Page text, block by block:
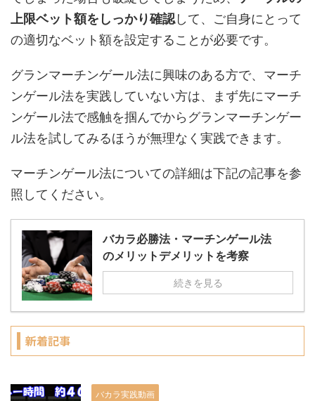
上限ベット額をしっかり確認して、ご自身にとって
の適切なベット額を設定することが必要です。
グランマーチンゲール法に興味のある方で、マーチ
ンゲール法を実践していない方は、まず先にマーチ
ンゲール法で感触を掴んでからグランマーチンゲー
ル法を試してみるほうが無理なく実践できます。
マーチンゲール法についての詳細は下記の記事を参
照してください。
バカラ必勝法・マーチンゲール法
のメリットデメリットを考察
続きを見る
新着記事
バカラ実践動画